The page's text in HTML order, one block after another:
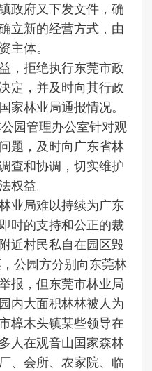
政府又下发文件，确
立新的经营方式，由
主体。
，拒绝执行东莞市政
定，并及时向其行政
家林业局通报情况。
园管理办公室针对观
题，及时向广东省林
查和协调，切实维护
权益。
业局难以持续为广东
时的支持和公正的裁
近村民私自在园区毁
公园方分别向东莞林
报，但东莞市林业局
内大面积林林被人为
樟木头镇某些领导在
人在观音山国家森林
、会所、农家院、临